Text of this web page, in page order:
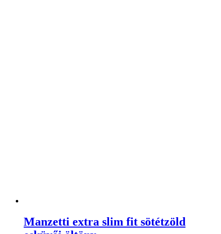
Manzetti extra slim fit sötétzöld